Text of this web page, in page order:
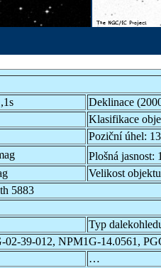
Deklinace
Klasifikace
Poziční úhel:
Plošná jasnost:
Velikost
5883
Typ
02-39-012, NPM1G-14.0561,
…